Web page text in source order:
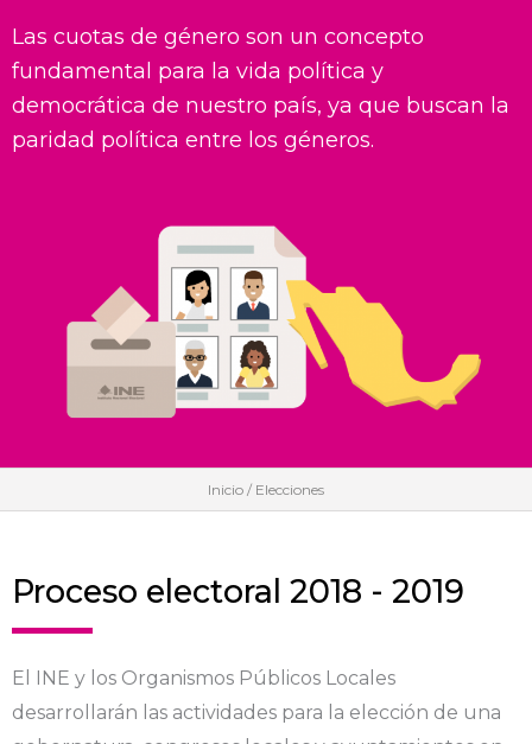
Las cuotas de género son un concepto
fundamental para la vida política y
democrática de nuestro país, ya que buscan la
paridad política entre los géneros.
Inicio / Elecciones
Proceso electoral 2018 - 2019
El INE y los Organismos Públicos Locales
desarrollarán las actividades para la elección de una